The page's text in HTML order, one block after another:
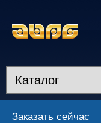
Заказать сейчас